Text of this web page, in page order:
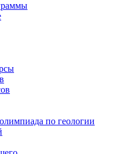
по геологии